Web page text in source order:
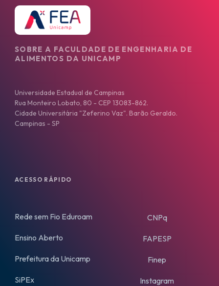
SOBRE A FACULDADE DE ENGENHARIA DE
ALIMENTOS DA UNICAMP
Universidade Estadual de Campinas
Rua Monteiro Lobato, 80 - CEP 13083-862.
Cidade Universitária "Zeferino Vaz". Barão Geraldo.
Campinas - SP
ACESSO RÁPIDO
Rede sem Fio Eduroam
Ensino Aberto
Prefeitura da Unicamp
SiPEx
CNPq
FAPESP
Finep
Instagram